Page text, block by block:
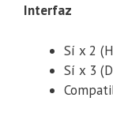
Interfaz
Sí x 2
Sí x 3